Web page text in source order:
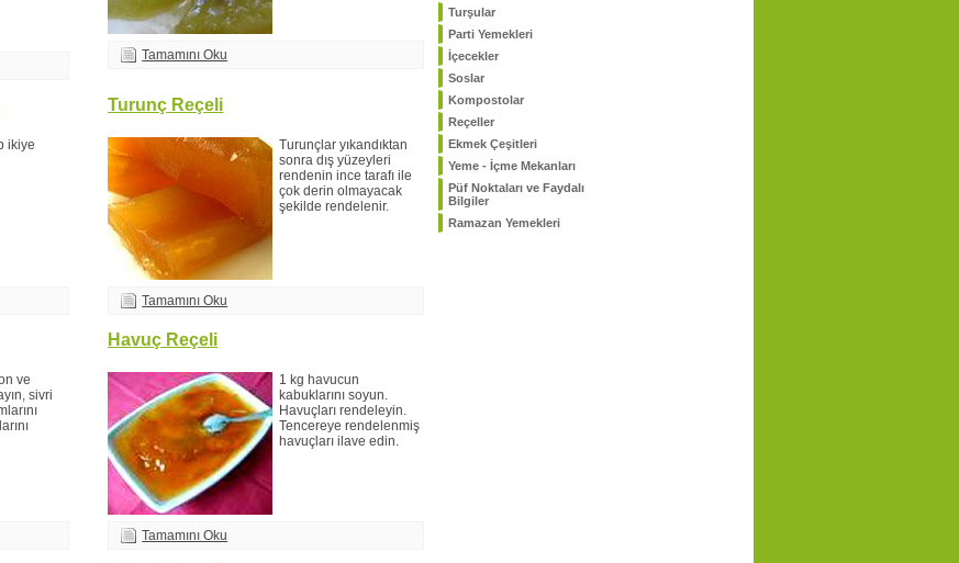
Tamamını Oku
ikiye
Turunç Reçeli
Turunçlar yıkandıktan
sonra dış yüzeyleri
rendenin ince tarafı ile
çok derin olmayacak
şekilde rendelenir.
Tamamını Oku
ve
sivri
Havuç Reçeli
1 kg havucun
kabuklarını soyun.
Havuçları rendeleyin.
Tencereye rendelenmiş
havuçları ilave edin.
Tamamını Oku
Turşular
Parti Yemekleri
İçecekler
Soslar
Kompostolar
Reçeller
Ekmek Çeşitleri
Yeme - İçme Mekanları
Püf Noktaları ve Faydalı
Bilgiler
Ramazan Yemekleri